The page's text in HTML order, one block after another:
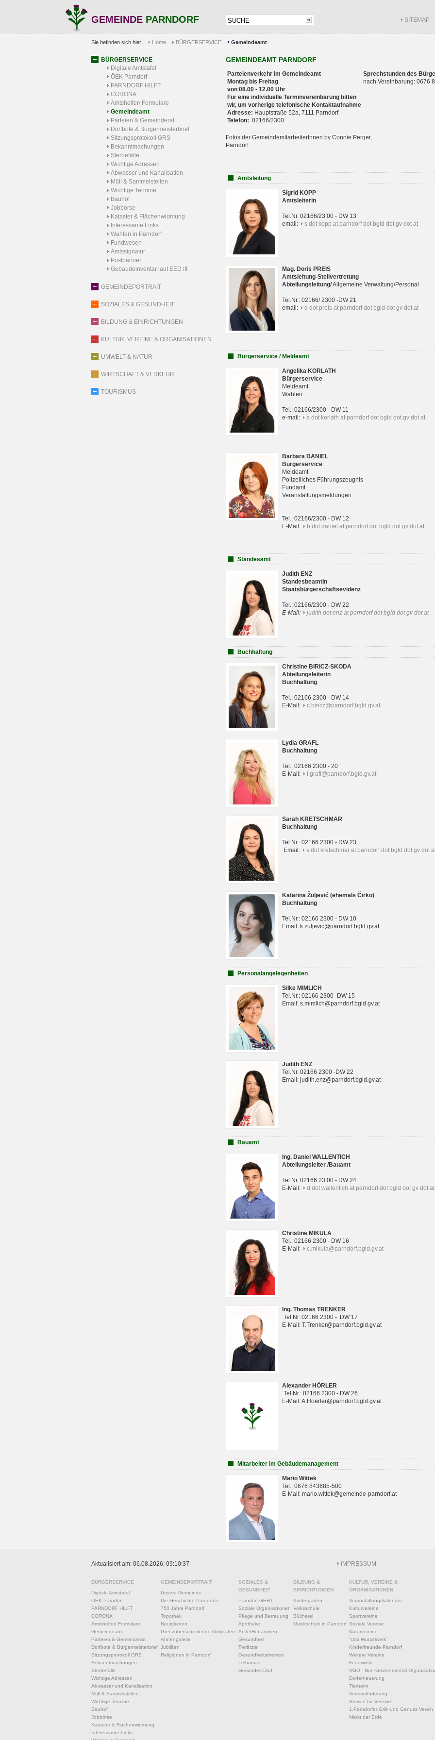
GEMEINDE PARNDORF SITEMAP
Sie befinden sich hier: Home BÜRGERSERVICE Gemeindeamt
BÜRGERSERVICE
Digitale Amtstafel
ÖEK Parndorf
PARNDORF HILFT
CORONA
Amtshelfer/ Formulare
Gemeindeamt
Parteien & Gemeinderat
Dorfbote & Bürgermeisterbrief
Sitzungsprotokoll GRS
Bekanntmachungen
Sterbefälle
Wichtige Adressen
Abwasser und Kanalisation
Müll & Sammelstellen
Wichtige Termine
Bauhof
Jobbörse
Kataster & Flächenwidmung
Interessante Links
Wahlen in Parndorf
Fundwesen
Amtssignatur
Postpartner
Gebäudeinventar laut EED III
GEMEINDEPORTRAIT
SOZIALES & GESUNDHEIT
BILDUNG & EINRICHTUNGEN
KULTUR, VEREINE & ORGANISATIONEN
UMWELT & NATUR
WIRTSCHAFT & VERKEHR
TOURISMUS
GEMEINDEAMT PARNDORF
Parteienverkehr im Gemeindeamt
Montag bis Freitag
von 08.00 - 12.00 Uhr
Für eine individuelle Terminvereinbarung bitten
wir, um vorherige telefonische Kontaktaufnahme
Adresse: Hauptstraße 52a, 7111 Parndorf
Telefon: 02166/2300
Sprechstunden des
nach Vereinbarung: 0676
Fotos der GemeindemitarbeiterInnen by Connie Perger,
Parndorf.
Amtsleitung
Sigrid KOPP
Amtsleiterin
Tel.Nr. 02166/23 00 - DW 13
email:
s dot kopp at parndorf dot bgld dot gv dot at
Mag. Doris PREIS
Amtsleitung-Stellvertretung
Abteilungsleitung/Allgemeine Verwaltung/Personal
Tel.Nr.: 02166/ 2300 -DW 21
email:
d dot preis at parndorf dot bgld dot gv dot at
Bürgerservice / Meldeamt
Angelika KORLATH
Bürgerservice
Meldeamt
Wahlen
Tel.: 02166/2300 - DW 11
e-mail:
a dot korlath at parndorf dot bgld dot gv dot at
Barbara DANIEL
Bürgerservice
Meldeamt
Polizeiliches Führungszeugnis
Fundamt
Veranstaltungsmeldungen
Tel.: 02166/2300 - DW 12
E-Mail:
b dot daniel at parndorf dot bgld dot gv dot at
Standesamt
Judith ENZ
Standesbeamtin
Staatsbürgerschaftsevidenz
Tel.: 02166/2300 - DW 22
E-Mail:
judith dot enz at parndorf dot bgld dot gv dot at
Buchhaltung
Christine BIRICZ-SKODA
Abteilungsleiterin
Buchhaltung
Tel.: 02166 2300 - DW 14
E-Mail:
c.biricz@parndorf.bgld.gv.at
Lydia GRAFL
Buchhaltung
Tel.: 02166 2300 - 20
E-Mail:
l.grafl@parndorf.bgld.gv.at
Sarah KRETSCHMAR
Buchhaltung
Tel:Nr.: 02166 2300 - DW 23
Email:
s dot kretschmar at parndorf dot bgld dot gv dot
Katarina Žuljević (ehemals Čirko)
Buchhaltung
Tel.Nr.: 02166 2300 - DW 10
Email: k.zuljevic@parndorf.bgld.gv.at
Personalangelegenheiten
Silke MIMLICH
Tel.Nr.: 02166 2300 -DW 15
Email: s.mimlich@parndorf.bgld.gv.at
Judith ENZ
Tel.Nr. 02166 2300 -DW 22
Email: judith.enz@parndorf.bgld.gv.at
Bauamt
Ing. Daniel WALLENTICH
Abteilungsleiter /Bauamt
Tel.Nr. 02166 23 00 - DW 24
E-Mail:
d dot wallentich at parndorf dot bgld dot gv dot at
Christine MIKULA
Tel.: 02166 2300 - DW 16
E-Mail:
c.mikula@parndorf.bgld.gv.at
Ing. Thomas TRENKER
Tel.Nr. 02166 2300 - DW 17
E-Mail: T.Trenker@parndorf.bgld.gv.at
Alexander HÖRLER
Tel.Nr.: 02166 2300 - DW 26
E-Mail: A.Hoerler@parndorf.bgld.gv.at
Mitarbeiter im Gebäudemanagement
Mario Wittek
Tel.: 0676 843685-500
E-Mail: mario.wittek@gemeinde-parndorf.at
Aktualisiert am: 06.08.2026; 09:10:37 IMPRESSUM
BÜRGERSERVICE
Digitale Amtstafel
ÖEK Parndorf
PARNDORF HILFT
CORONA
Amtshelfer/ Formulare
Gemeindeamt
Parteien & Gemeinderat
Dorfbote & Bürgermeisterbrief
Sitzungsprotokoll GRS
Bekanntmachungen
Sterbefälle
Wichtige Adressen
Abwasser und Kanalisation
Müll & Sammelstellen
Wichtige Termine
Bauhof
Jobbörse
Kataster & Flächenwidmung
Interessante Links
GEMEINDEPORTRAIT
Unsere Gemeinde
Die Geschichte Parndorfs
750 Jahre Parndorf
Topothek
Neuigkeiten
Grenzüberschreitende Aktivitäten
Ahnengalerie
Jubiläen
Religionen in Parndorf
SOZIALES &
GESUNDHEIT
Parndorf GEHT
Soziale Organisationen
Pflege und Betreuung
Apotheke
Ärzte/Hebammen
Gesundheit
Tierärzte
Gesundheitsthemen
Leihomas
Gesundes Dorf
BILDUNG &
EINRICHTUNGEN
Kindergärten
Volksschule
Bücherei
Musikschule in Parndorf
KULTUR, VEREINE &
ORGANISATIONEN
Veranstaltungskalender
Kulturvereine
Sportvereine
Soziale Vereine
Naturvereine
"das Wurzelwerk"
Kinderfreunde Parndorf
Weitere Vereine
Feuerwehr
NGO - Non-Governmental
Dorferneuerung
Tierheim
Vereinsförderung
Service für Vereine
1.Parndorfer Grill- und Genuss Verein
Markt der Erde